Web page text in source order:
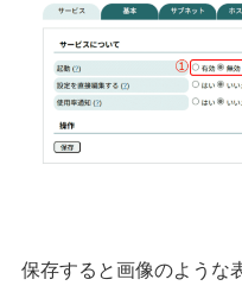
保存すると画像のような